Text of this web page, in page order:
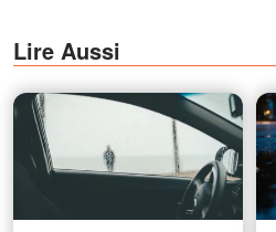
Lire Aussi